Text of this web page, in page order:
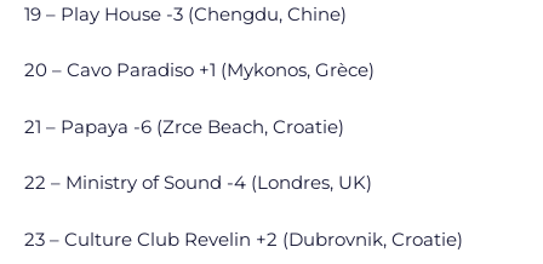
19 – Play House -3 (Chengdu, Chine)
20 – Cavo Paradiso +1 (Mykonos, Grèce)
21 – Papaya -6 (Zrce Beach, Croatie)
22 – Ministry of Sound -4 (Londres, UK)
23 – Culture Club Revelin +2 (Dubrovnik, Croatie)